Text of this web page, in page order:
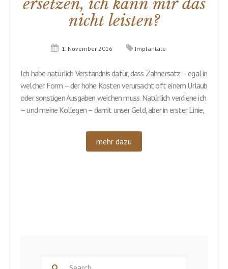
ersetzen, ich kann mir das
nicht leisten?
1. November 2016 Implantate
Ich habe natürlich Verständnis dafür, dass Zahnersatz – egal in
welcher Form – der hohe Kosten verursacht oft einem Urlaub
oder sonstigen Ausgaben weichen muss. Natürlich verdiene ich
– und meine Kollegen – damit unser Geld, aber in erster Linie,
mehr dazu